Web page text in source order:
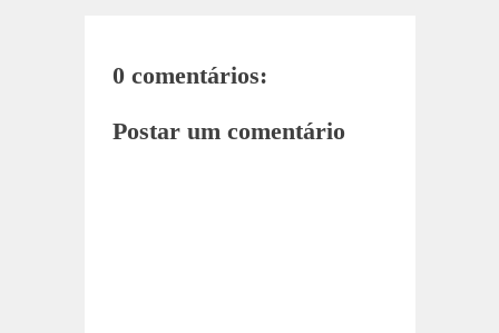
0 comentários:
Postar um comentário